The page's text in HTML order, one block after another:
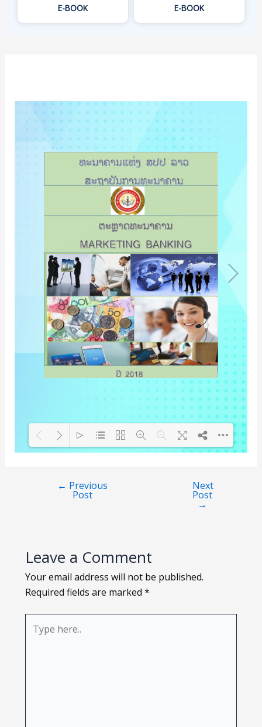
E-BOOK E-BOOK
← Previous
Post
Next
Post
→
Leave a Comment
Your email address will not be published.
Required fields are marked *
here..